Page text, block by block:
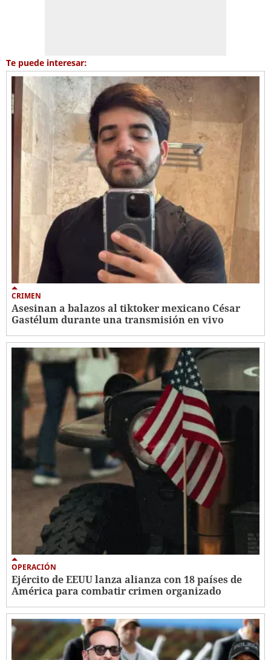
Te puede interesar:
CRIMEN
Asesinan a balazos al tiktoker mexicano César
Gastélum durante una transmisión en vivo
OPERACIÓN
Ejército de EEUU lanza alianza con 18 países de
América para combatir crimen organizado